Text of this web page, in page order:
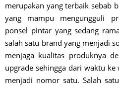
merupakan yang terbaik sebab
yang mampu mengungguli
ponsel pintar yang sedang
salah satu brand yang menjadi
menjaga kualitas produknya
upgrade sehingga dari waktu
menjadi nomor satu. Salah